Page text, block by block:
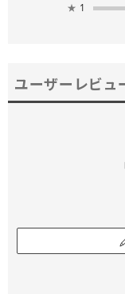
★ 1
ユーザーレビュ